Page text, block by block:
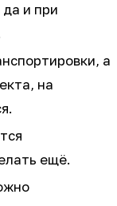
и при
а
на
ещё.